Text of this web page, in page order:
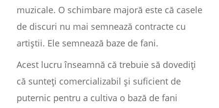
muzicale. O schimbare majoră este că casele
de discuri nu mai semnează contracte cu
artiștii. Ele semnează baze de fani.
Acest lucru înseamnă că trebuie să dovediți
că sunteți comercializabil și suficient de
puternic pentru a cultiva o bază de fani